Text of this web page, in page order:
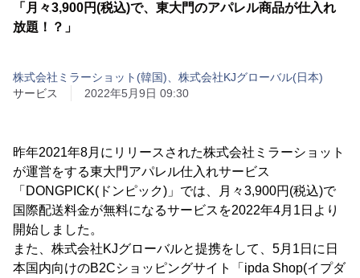
「月々3,900円(税込)で、東大門のアパレル商品が仕入れ
放題！？」
株式会社ミラーショット(韓国)、株式会社KJグローバル(日本)
サービス
2022年5月9日 09:30
昨年2021年8月にリリースされた株式会社ミラーショット
が運営をする東大門アパレル仕入れサービス
「DONGPICK(ドンピック)」では、月々3,900円(税込)で
国際配送料金が無料になるサービスを2022年4月1日より
開始しました。
また、株式会社KJグローバルと提携をして、5月1日に日
本国内向けのB2Cショッピングサイト「ipda Shop(イプダ